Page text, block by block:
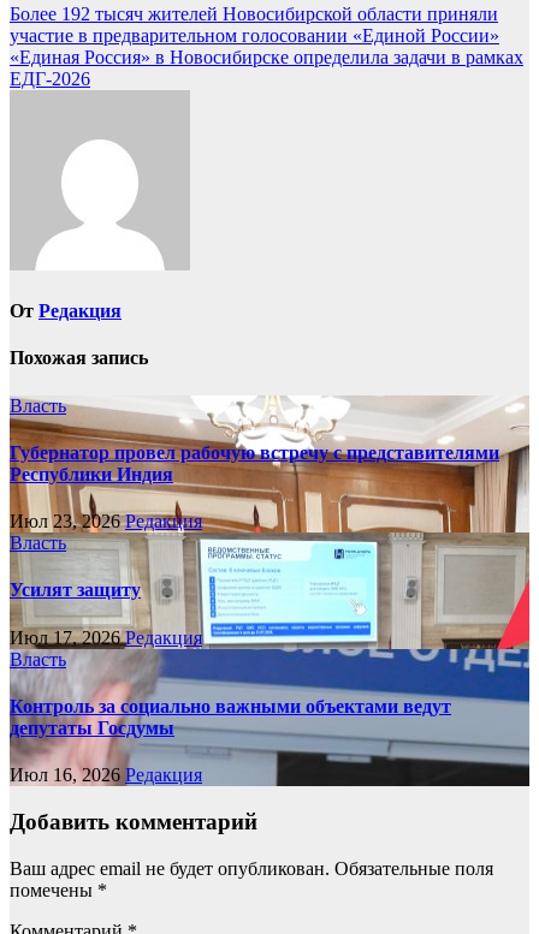
Навигация
по
записям
Более 192 тысяч жителей Новосибирской области приняли
участие в предварительном голосовании «Единой России»
«Единая Россия» в Новосибирске определила задачи в рамках
ЕДГ-2026
От Редакция
Похожая запись
Власть
Губернатор провел рабочую встречу с представителями
Республики Индия
Июл 23, 2026Редакция
Власть
Усилят защиту
Июл 17, 2026Редакция
Власть
Контроль за социально важными объектами ведут
депутаты Госдумы
Июл 16, 2026 Редакция
Добавить комментарий
Ваш адрес email не будет опубликован. Обязательные поля
помечены *